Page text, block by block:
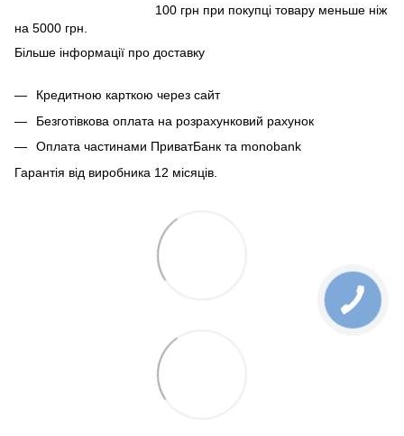
100 грн при покупці товару меньше ніж
на 5000 грн.
Більше інформації про доставку
Кредитною карткою через сайт
Безготівкова оплата на розрахунковий рахунок
Оплата частинами ПриватБанк та monobank
Гарантія від виробника 12 місяців.